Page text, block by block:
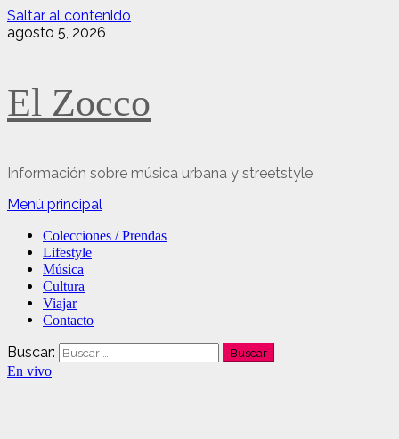
Saltar al contenido
agosto 5, 2026
El Zocco
Información sobre música urbana y streetstyle
Menú principal
Colecciones / Prendas
Lifestyle
Música
Cultura
Viajar
Contacto
Buscar:
En vivo